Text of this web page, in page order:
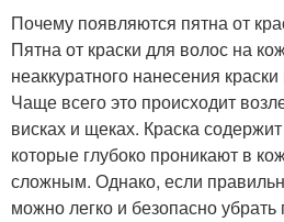
Почему появляются пятна от
Пятна от краски для волос на
неаккуратного нанесения
Чаще всего это происходит
висках и щеках. Краска
которые глубоко проникают в
сложным. Однако, если
можно легко и безопасно убрать